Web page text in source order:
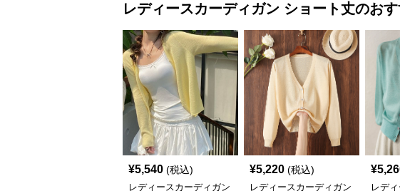
レディースカーディガン ショート丈のお
¥5,540 (税込)
レディースカーディガン
¥5,220 (税込)
レディースカーディガン
¥
レデ